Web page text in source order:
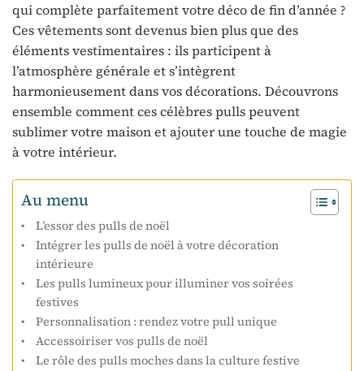
qui complète parfaitement votre déco de fin d’année ?
Ces vêtements sont devenus bien plus que des
éléments vestimentaires : ils participent à
l’atmosphère générale et s’intègrent
harmonieusement dans vos décorations. Découvrons
ensemble comment ces célèbres pulls peuvent
sublimer votre maison et ajouter une touche de magie
à votre intérieur.
Au menu
L’essor des pulls de noël
Intégrer les pulls de noël à votre décoration
intérieure
Les pulls lumineux pour illuminer vos soirées
festives
Personnalisation : rendez votre pull unique
Accessoiriser vos pulls de noël
Le rôle des pulls moches dans la culture festive